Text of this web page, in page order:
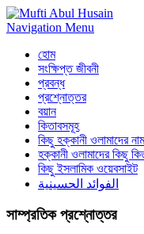
Navigation Menu
হোম
সংক্ষিপ্ত জীবনী
প্রবন্ধ
প্রশ্নোত্তর
বয়ান
কিতাবসমূহ
কিছু হক্কানী ওলামাদের নাম
হক্কানী ওলামাদের কিছু
কিছু ইসলামিক ওয়েবসাইট
الفوائد الحسينية
সাম্প্রতিক প্রশ্নোত্তর